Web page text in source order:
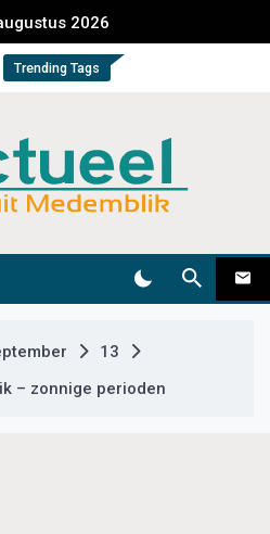
2026
Trending Tags
13
– zonnige perioden